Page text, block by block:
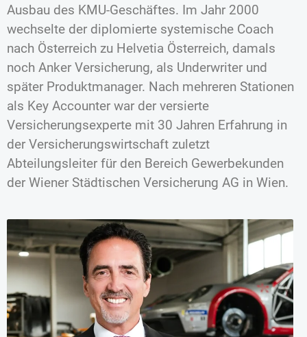
Ausbau des KMU-Geschäftes. Im Jahr 2000
wechselte der diplomierte systemische Coach
nach Österreich zu Helvetia Österreich, damals
noch Anker Versicherung, als Underwriter und
später Produktmanager. Nach mehreren Stationen
als Key Accounter war der versierte
Versicherungsexperte mit 30 Jahren Erfahrung in
der Versicherungswirtschaft zuletzt
Abteilungsleiter für den Bereich Gewerbekunden
der Wiener Städtischen Versicherung AG in Wien.